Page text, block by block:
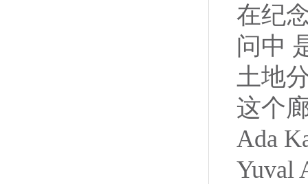
在纪
问中
土地
这个
Ada
Yuval